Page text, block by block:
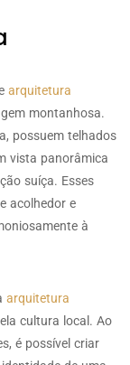
arquitetura
montanhosa.
possuem telhados
vista panorâmica
suíça. Esses
acolhedor e
à
arquitetura
cultura local. Ao
é possível criar